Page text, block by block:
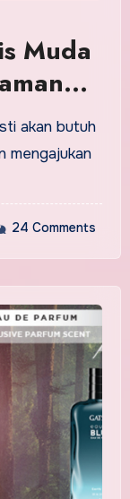
Muda
akan butuh
mengajukan
24 Comments